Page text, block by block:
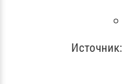
Источник: